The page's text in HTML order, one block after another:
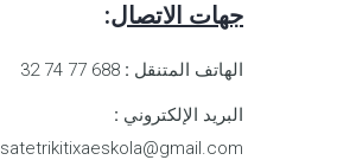
جهات الاتصال:
الهاتف المتنقل :
البريد الإلكتروني :